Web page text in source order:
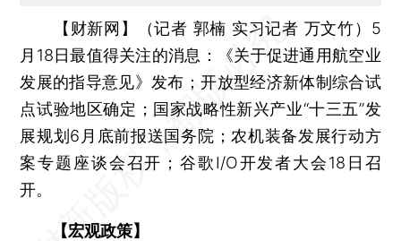
【财新网】（记者 郭楠 实习记者 万文竹） 5
月18日最值得关注的消息：《关于促进通用航空业
发展的指导意见》发布；开放型经济新体制综合试
点试验地区确定；国家战略性新兴产业“十三五”发
展规划6月底前报送国务院；农机装备发展行动方
案专题座谈会召开；谷歌I/O开发者大会18日召
开。
【宏观政策】